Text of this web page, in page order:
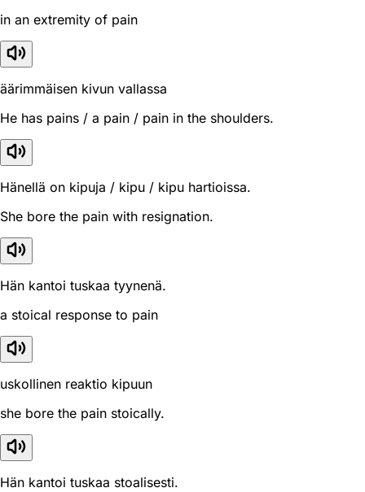
in an extremity of pain
äärimmäisen kivun vallassa
He has pains / a pain / pain in the shoulders.
Hänellä on kipuja / kipu / kipu hartioissa.
She bore the pain with resignation.
Hän kantoi tuskaa tyynenä.
a stoical response to pain
uskollinen reaktio kipuun
she bore the pain stoically.
Hän kantoi tuskaa stoalisesti.